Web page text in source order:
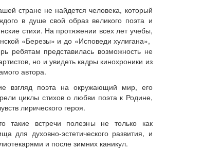
стране не найдется человека, который
в душе свой образ великого поэта и
стихи. На протяжении всех лет учебы,
«Березы» и до «Исповеди хулигана»,
ребятам представилась возможность не
но и увидеть кадры кинохроники из
автора.
взгляд поэта на окружающий мир, его
циклы стихов о любви поэта к Родине,
лирического героя.
такие встречи полезны не только как
для духовно-эстетического развития, и
и после зимних каникул.